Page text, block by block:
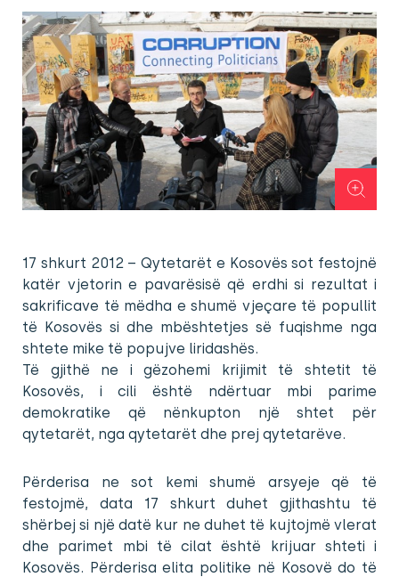
17 shkurt 2012 – Qytetarët e Kosovës sot festojnë
katër vjetorin e pavarësisë që erdhi si rezultat i
sakrificave të mëdha e shumë vjeçare të popullit
të Kosovës si dhe mbështetjes së fuqishme nga
shtete mike të popujve liridashës.
Të gjithë ne i gëzohemi krijimit të shtetit të
Kosovës, i cili është ndërtuar mbi parime
demokratike që nënkupton një shtet për
qytetarët, nga qytetarët dhe prej qytetarëve.
Përderisa ne sot kemi shumë arsyeje që të
festojmë, data 17 shkurt duhet gjithashtu të
shërbej si një datë kur ne duhet të kujtojmë vlerat
dhe parimet mbi të cilat është krijuar shteti i
Kosovës. Përderisa elita politike në Kosovë do të